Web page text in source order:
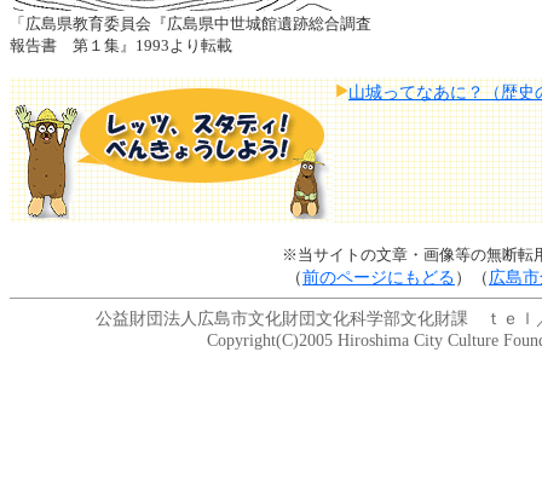
「広島県教育委員会『広島県中世城館遺跡総合調査
報告書 第１集』1993より転載
山城ってなあに？（歴史
※当サイトの文章・画像等の無断転
（前のページにもどる）（広島
公益財団法人広島市文化財団文化科学部文化財課 ｔｅｌ
Copyright(C)2005 Hiroshima City Culture